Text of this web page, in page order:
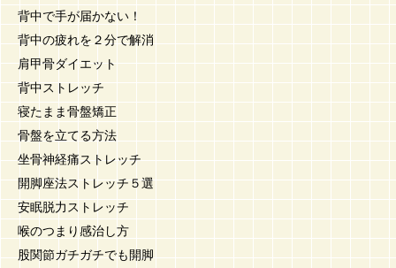
背中で手が届かない！
背中の疲れを２分で解消
肩甲骨ダイエット
背中ストレッチ
寝たまま骨盤矯正
骨盤を立てる方法
坐骨神経痛ストレッチ
開脚座法ストレッチ５選
安眠脱力ストレッチ
喉のつまり感治し方
股関節ガチガチでも開脚